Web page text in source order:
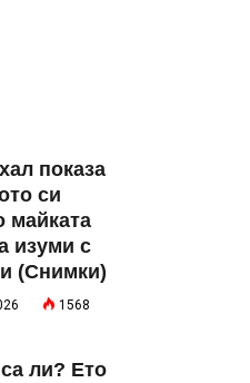
показа
си
майката
изуми с
(Снимки)
1568
ли? Ето